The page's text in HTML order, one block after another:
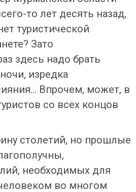
то лет десять назад,
туристической
Зато
здесь надо брать
изредка
Впрочем, может, в
со всех концов
столетий, но прошлые
необходимых для
во многом